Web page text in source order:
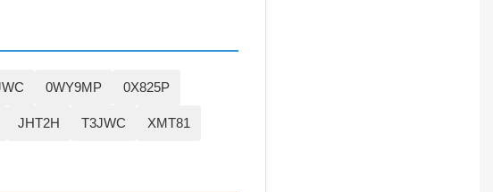
0WY9MP 0X825P
JHT2H T3JWC XMT81